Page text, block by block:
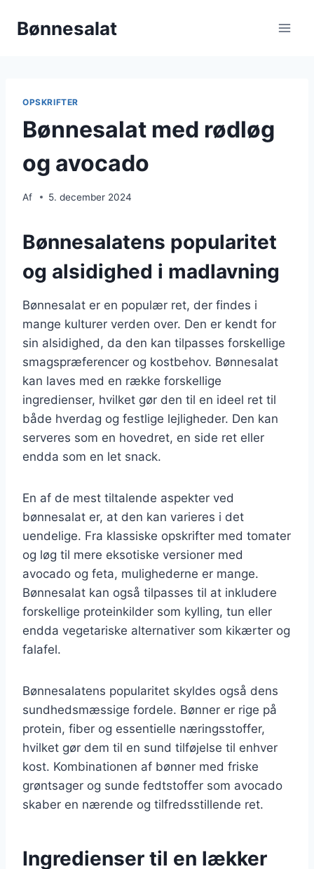
Bønnesalat
OPSKRIFTER
Bønnesalat med rødløg
og avocado
Af 5. december 2024
Bønnesalatens popularitet
og alsidighed i madlavning
Bønnesalat er en populær ret, der findes i
mange kulturer verden over. Den er kendt for
sin alsidighed, da den kan tilpasses forskellige
smagspræferencer og kostbehov. Bønnesalat
kan laves med en række forskellige
ingredienser, hvilket gør den til en ideel ret til
både hverdag og festlige lejligheder. Den kan
serveres som en hovedret, en side ret eller
endda som en let snack.
En af de mest tiltalende aspekter ved
bønnesalat er, at den kan varieres i det
uendelige. Fra klassiske opskrifter med tomater
og løg til mere eksotiske versioner med
avocado og feta, mulighederne er mange.
Bønnesalat kan også tilpasses til at inkludere
forskellige proteinkilder som kylling, tun eller
endda vegetariske alternativer som kikærter og
falafel.
Bønnesalatens popularitet skyldes også dens
sundhedsmæssige fordele. Bønner er rige på
protein, fiber og essentielle næringsstoffer,
hvilket gør dem til en sund tilføjelse til enhver
kost. Kombinationen af bønner med friske
grøntsager og sunde fedtstoffer som avocado
skaber en nærende og tilfredsstillende ret.
Ingredienser til en lækker